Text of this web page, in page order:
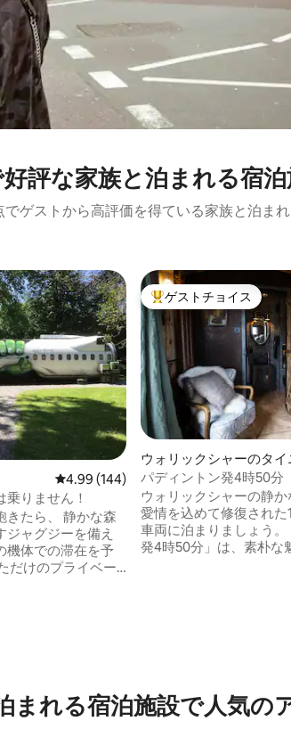
評な家族と泊まれる宿
ゲストから高評価を得ている家族と泊ま
平均評価
スです。
レビュー144件、5つ星中4.99つ星の平
4.99 (144)
乗りません！
静かな森
ャグジーを備え
機体での滞在を予
だけのプライベー
連れの場合は、リ
段ベッドが1台あ
大好評のゲストチョイ
ゲストチョイス
ウォリックシャーのタイ
ハウス
パディントン発4時50分
ウォリックシャーの静か
愛情を込めて修復され
車両に泊まりましょう
発4時50分」は、素朴な
セーリングが好きな方や
活を体験したい方に最適
まれる宿泊施設で人気の